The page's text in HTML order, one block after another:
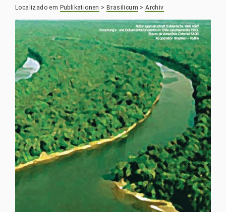
Localizado em Publikationen > Brasilicum >Archiv